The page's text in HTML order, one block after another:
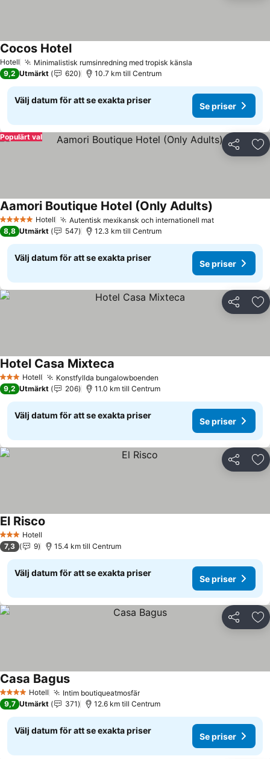
Hotell Minimalistisk rumsinredning med tropisk känsla
Cocos Hotel
9,2 Utmärkt 620 10.7 km till Centrum
Välj datum för att se exakta priser
Se priser
Dela
Populärt val
5 Stjärnor Hotell Autentisk mexikansk och internationell mat
Aamori Boutique Hotel (Only Adults)
8,8 Utmärkt 547 12.3 km till Centrum
Välj datum för att se exakta priser
Se priser
Dela
3 StjärnorHotell Konstfyllda bungalowboenden
Hotel Casa Mixteca
9,2 Utmärkt 206 11.0 km till Centrum
Välj datum för att se exakta priser
Se priser
Dela
3 StjärnorHotell
El Risco
7,3 9 15.4 km till Centrum
Välj datum för att se exakta priser
Se priser
Dela
4 StjärnorHotell Intim boutiqueatmosfär
Casa Bagus
9,7 Utmärkt 371 12.6 km till Centrum
Välj datum för att se exakta priser
Se priser